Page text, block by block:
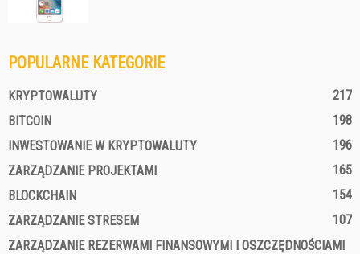
POPULARNE KATEGORIE
KRYPTOWALUTY
217
BITCOIN
198
INWESTOWANIE W KRYPTOWALUTY
196
ZARZĄDZANIE PROJEKTAMI
165
BLOCKCHAIN
154
ZARZĄDZANIE STRESEM
107
ZARZĄDZANIE REZERWAMI FINANSOWYMI I OSZCZĘDNOŚCIAMI